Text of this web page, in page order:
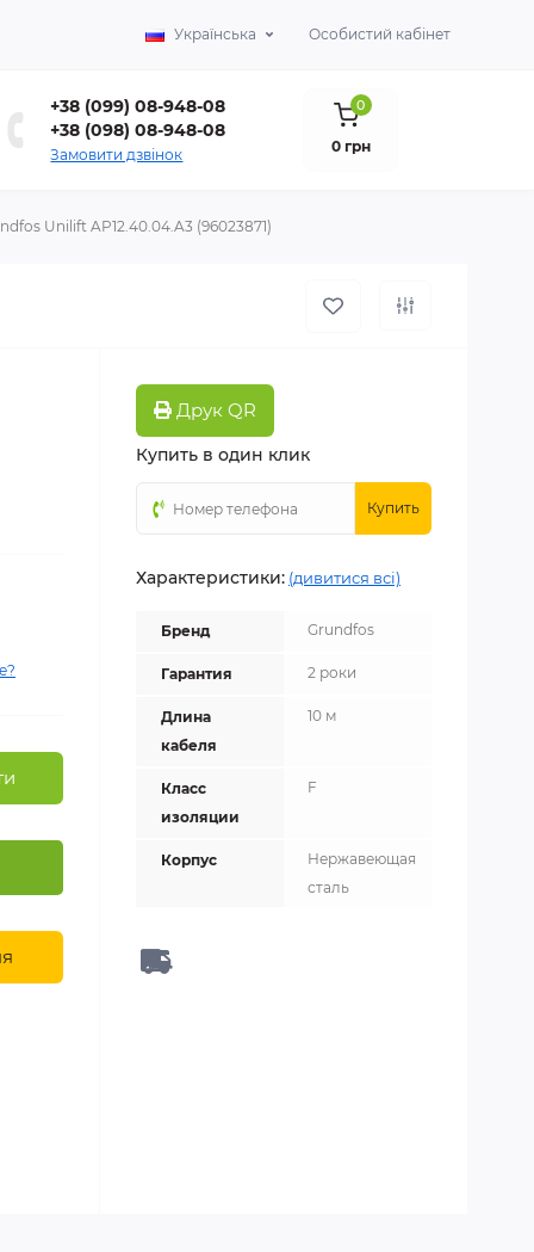
Українська Особистий кабінет
+38 (099) 08-948-08
+38 (098) 08-948-08
Замовити дзвінок
0
0 грн
Unilift AP12.40.04.A3 (96023871)
Друк QR
Купить в один клик
Купить
Характеристики: (дивитися всі)
Бренд Grundfos
Гарантия 2 роки
Длина
кабеля
10 м
Класс
изоляции
F
Корпус
Нержавеющая
сталь